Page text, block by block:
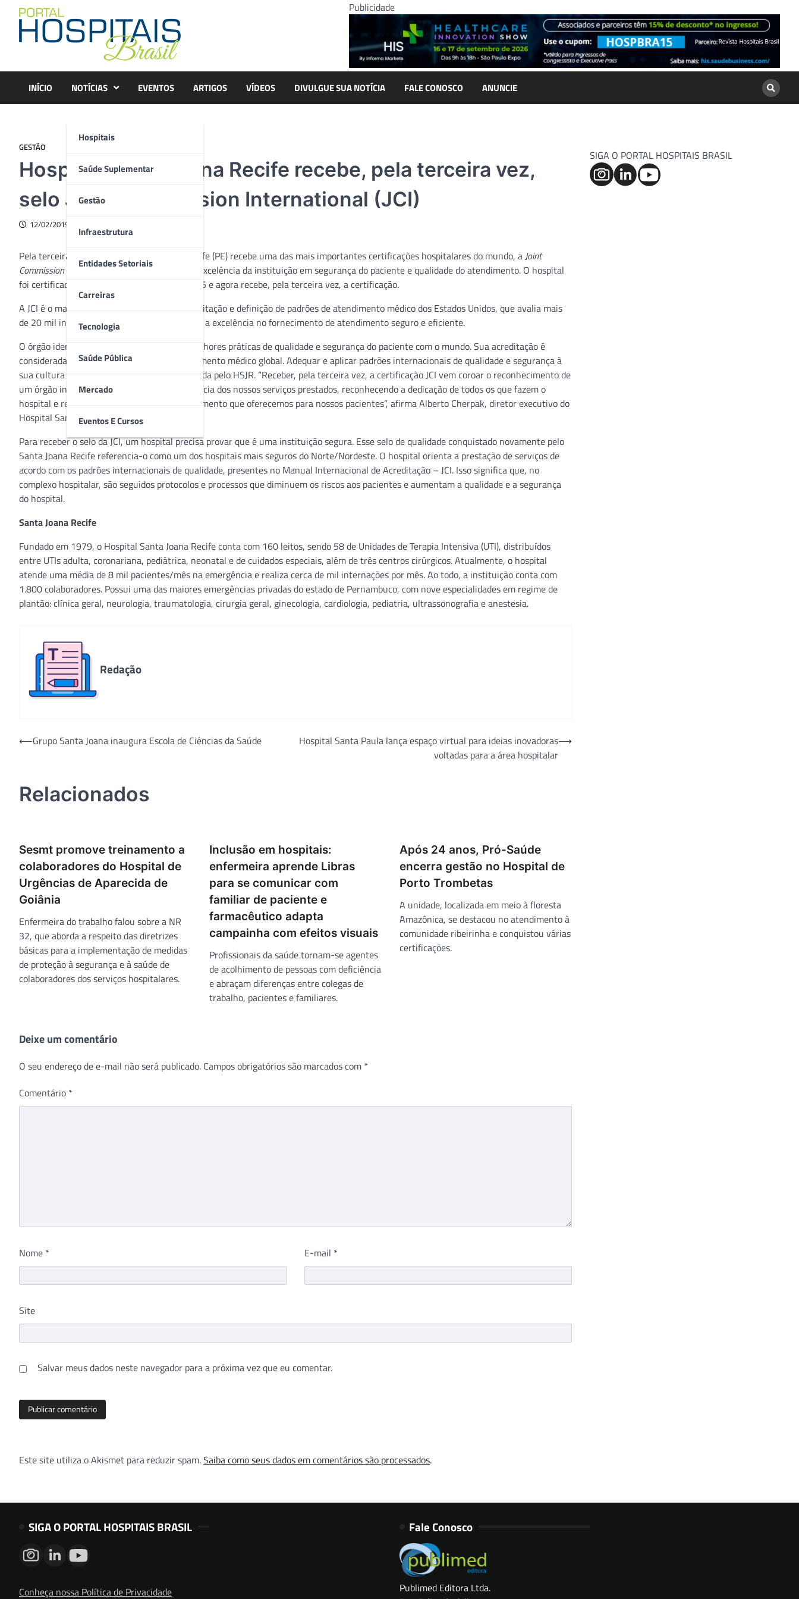
content
Publicidade
INÍCIO NOTÍCIAS
Hospitais
Saúde Suplementar
Gestão
Infraestrutura
Entidades Setoriais
Carreiras
Tecnologia
Saúde Pública
Mercado
Eventos E Cursos
EVENTOS ARTIGOS VÍDEOS DIVULGUE SUA NOTÍCIA FALE CONOSCO ANUNCIE
GESTÃO
Hospital Santa Joana Recife recebe, pela terceira vez,
selo Joint Commission International (JCI)
12/02/2019
Pela terceira vez, o Hospital Santa Joana Recife (PE) recebe uma das mais importantes certificações hospitalares do mundo, aJoint
Commission International(JCI). O selo atesta a excelência da instituição em segurança do paciente e qualidade do atendimento. O hospital
foi certificado em 2012, recertificado em 2015 e agora recebe, pela terceira vez, a certificação.
A JCI é o maior e o mais antigo órgão de acreditação e definição de padrões de atendimento médico dos Estados Unidos, que avalia mais
de 20 mil instituições e as inspira a buscarem a excelência no fornecimento de atendimento seguro e eficiente.
O órgão identifica, mede e compartilha as melhores práticas de qualidade e segurança do paciente com o mundo. Sua acreditação é
considerada o mais elevado padrão no atendimento médico global. Adequar e aplicar padrões internacionais de qualidade e segurança à
sua cultura é uma importante premissa seguida pelo HSJR. “Receber, pela terceira vez, a certificação JCI vem coroar o reconhecimento de
um órgão internacional com relação à excelência dos nossos serviços prestados, reconhecendo a dedicação de todos os que fazem o
hospital e reafirmando a qualidade e o acolhimento que oferecemos para nossos pacientes”, afirma Alberto Cherpak, diretor executivo do
Hospital Santa Joana Recife.
Para receber o selo da JCI, um hospital precisa provar que é uma instituição segura. Esse selo de qualidade conquistado novamente pelo
Santa Joana Recife referencia-o como um dos hospitais mais seguros do Norte/Nordeste. O hospital orienta a prestação de serviços de
acordo com os padrões internacionais de qualidade, presentes no Manual Internacional de Acreditação – JCI. Isso significa que, no
complexo hospitalar, são seguidos protocolos e processos que diminuem os riscos aos pacientes e aumentam a qualidade e a segurança
do hospital.
Santa Joana Recife
Fundado em 1979, o Hospital Santa Joana Recife conta com 160 leitos, sendo 58 de Unidades de Terapia Intensiva (UTI), distribuídos
entre UTIs adulta, coronariana, pediátrica, neonatal e de cuidados especiais, além de três centros cirúrgicos. Atualmente, o hospital
atende uma média de 8 mil pacientes/mês na emergência e realiza cerca de mil internações por mês. Ao todo, a instituição conta com
1.800 colaboradores. Possui uma das maiores emergências privadas do estado de Pernambuco, com nove especialidades em regime de
plantão: clínica geral, neurologia, traumatologia, cirurgia geral, ginecologia, cardiologia, pediatria, ultrassonografia e anestesia.
Redação
Navegação
⟵Grupo Santa Joana inaugura Escola de Ciências da Saúde
Hospital Santa Paula lança espaço virtual para ideias inovadoras
voltadas para a área hospitalar
⟶
Relacionados
Sesmt promove treinamento a
colaboradores do Hospital de
Urgências de Aparecida de
Goiânia
Enfermeira do trabalho falou sobre a NR
32, que aborda a respeito das diretrizes
básicas para a implementação de medidas
de proteção à segurança e à saúde de
colaboradores dos serviços hospitalares.
Inclusão em hospitais:
enfermeira aprende Libras
para se comunicar com
familiar de paciente e
farmacêutico adapta
campainha com efeitos visuais
Profissionais da saúde tornam-se agentes
de acolhimento de pessoas com deficiência
e abraçam diferenças entre colegas de
trabalho, pacientes e familiares.
Após 24 anos, Pró-Saúde
encerra gestão no Hospital de
Porto Trombetas
A unidade, localizada em meio à floresta
Amazônica, se destacou no atendimento à
comunidade ribeirinha e conquistou várias
certificações.
Deixe um comentário
O seu endereço de e-mail não será publicado. Campos obrigatórios são marcados com *
Comentário *
Nome * E-mail *
Site
Salvar meus dados neste navegador para a próxima vez que eu comentar.
Este site utiliza o Akismet para reduzir spam.Saiba como seus dados em comentários são processados.
SIGA O PORTAL HOSPITAIS BRASIL
SIGA O PORTAL HOSPITAIS BRASIL
Conheça nossa Política de Privacidade
Fale Conosco
Publimed Editora Ltda.